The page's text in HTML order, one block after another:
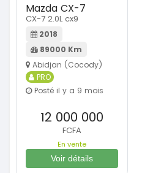
Mazda CX-7
CX-7 2.0L cx9
2018
89000 Km
Abidjan (Cocody)
PRO
Posté il y a 9 mois
12 000 000
FCFA
En vente
Voir détails